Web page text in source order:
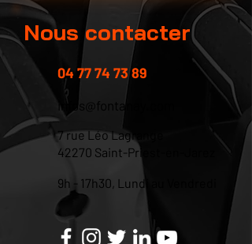
Nous contacter
04 77 74 73 89
infos@fontanay.com
7 rue Léo Lagrange
42270 Saint-Priest-en-Jarez
9h - 17h30, Lundi au Vendredi